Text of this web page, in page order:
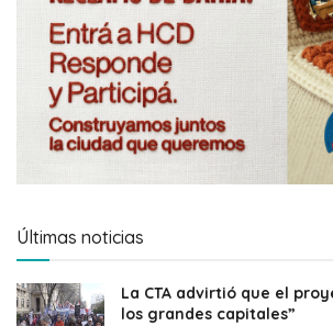
Últimas noticias
La CTA advirtió que el
los grandes capitales”